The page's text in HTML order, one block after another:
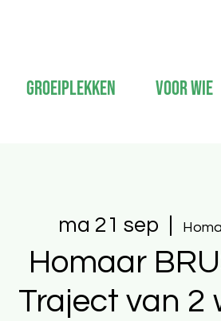
Groeiplekken Voor wie
ma 21 sep
Homaar
Traject van 2